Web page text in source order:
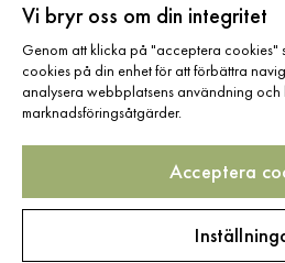
Sortiment
Följ oss
Vi bryr oss om din integritet
Genom att klicka på "acceptera cookies"
cookies på din enhet för att förbättra
analysera webbplatsens användning och
marknadsföringsåtgärder.
Acceptera